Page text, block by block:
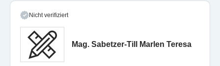
Nicht verifiziert
Mag. Sabetzer-Till Marlen Teresa